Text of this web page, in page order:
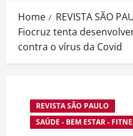
Home
REVISTA SÃO
Fiocruz tenta
contra o vírus da Covid
REVISTA SÃO PAULO
SAÚDE - BEM ESTAR -